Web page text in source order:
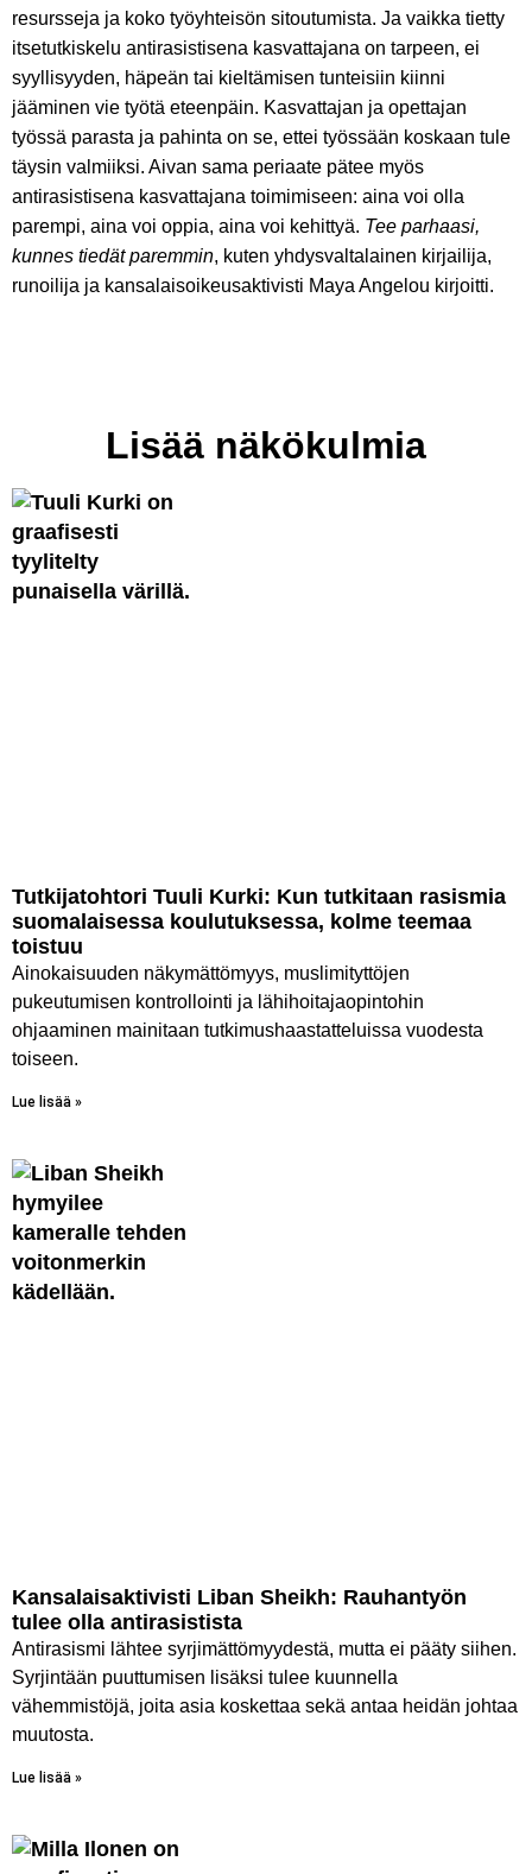
resursseja ja koko työyhteisön sitoutumista. Ja vaikka tietty
itsetutkiskelu antirasistisena kasvattajana on tarpeen, ei
syyllisyyden, häpeän tai kieltämisen tunteisiin kiinni
jääminen vie työtä eteenpäin. Kasvattajan ja opettajan
työssä parasta ja pahinta on se, ettei työssään koskaan tule
täysin valmiiksi. Aivan sama periaate pätee myös
antirasistisena kasvattajana toimimiseen: aina voi olla
parempi, aina voi oppia, aina voi kehittyä. Tee parhaasi,
kunnes tiedät paremmin, kuten yhdysvaltalainen kirjailija,
runoilija ja kansalaisoikeusaktivisti Maya Angelou kirjoitti.
Lisää näkökulmia
Tutkijatohtori Tuuli Kurki: Kun tutkitaan rasismia
suomalaisessa koulutuksessa, kolme teemaa
toistuu
Ainokaisuuden näkymättömyys, muslimityttöjen
pukeutumisen kontrollointi ja lähihoitajaopintohin
ohjaaminen mainitaan tutkimushaastatteluissa vuodesta
toiseen.
Lue lisää »
Kansalaisaktivisti Liban Sheikh: Rauhantyön
tulee olla antirasistista
Antirasismi lähtee syrjimättömyydestä, mutta ei pääty siihen.
Syrjintään puuttumisen lisäksi tulee kuunnella
vähemmistöjä, joita asia koskettaa sekä antaa heidän johtaa
muutosta.
Lue lisää »